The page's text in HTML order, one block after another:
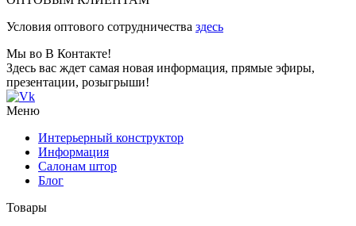
Условия оптового сотрудничества здесь
Мы во В Контакте!
Здесь вас ждет самая новая информация, прямые эфиры,
презентации, розыгрыши!
Меню
Интерьерный конструктор
Информация
Салонам штор
Блог
Товары